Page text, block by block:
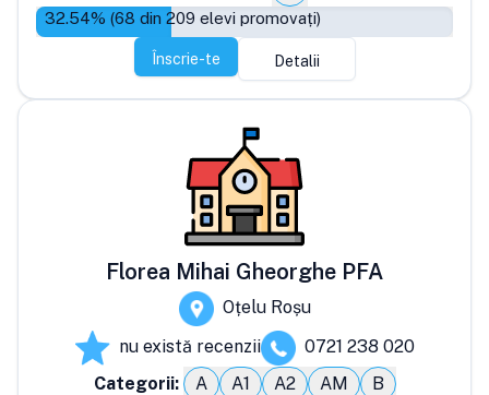
32.54% (68 din 209 elevi promovați)
Înscrie-te Detalii
Florea Mihai Gheorghe PFA
Oțelu Roșu
nu există recenzii
0721 238 020
Categorii:
A A1 A2 AM B